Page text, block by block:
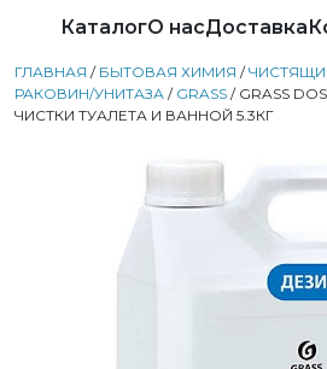
КаталогО насДоставка
ГЛАВНАЯ / БЫТОВАЯ ХИМИЯ /
РАКОВИН/УНИТАЗА / GRASS / GRASS
ЧИСТКИ ТУАЛЕТА И ВАННОЙ 5.3КГ